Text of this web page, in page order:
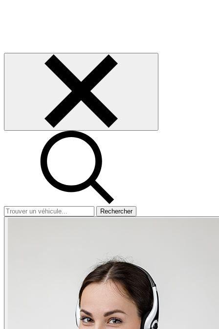
Rechercher